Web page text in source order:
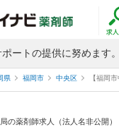
ートの提供に努めます。
県 福岡市 中央区 【福岡
の薬剤師求人（法人名非公開）